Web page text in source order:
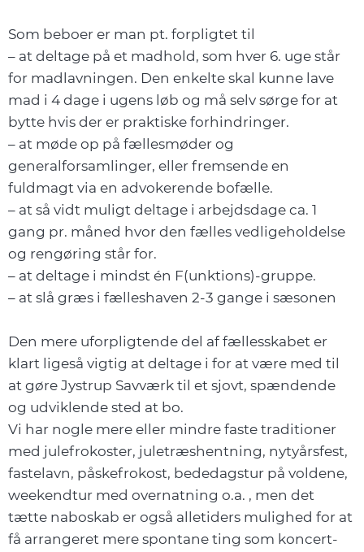
Som beboer er man pt. forpligtet til
– at deltage på et madhold, som hver 6. uge står
for madlavningen. Den enkelte skal kunne lave
mad i 4 dage i ugens løb og må selv sørge for at
bytte hvis der er praktiske forhindringer.
– at møde op på fællesmøder og
generalforsamlinger, eller fremsende en
fuldmagt via en advokerende bofælle.
– at så vidt muligt deltage i arbejdsdage ca. 1
gang pr. måned hvor den fælles vedligeholdelse
og rengøring står for.
– at deltage i mindst én F(unktions)-gruppe.
– at slå græs i fælleshaven 2-3 gange i sæsonen
Den mere uforpligtende del af fællesskabet er
klart ligeså vigtig at deltage i for at være med til
at gøre Jystrup Savværk til et sjovt, spændende
og udviklende sted at bo.
Vi har nogle mere eller mindre faste traditioner
med julefrokoster, juletræshentning, nytyårsfest,
fastelavn, påskefrokost, bededagstur på voldene,
weekendtur med overnatning o.a. , men det
tætte naboskab er også alletiders mulighed for at
få arrangeret mere spontane ting som koncert-